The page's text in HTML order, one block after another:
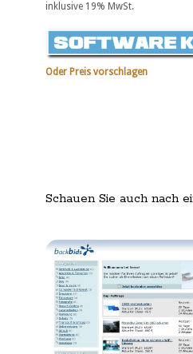
inklusive 19% MwSt.
Oder Preis vorschlagen
Schauen Sie auch nach